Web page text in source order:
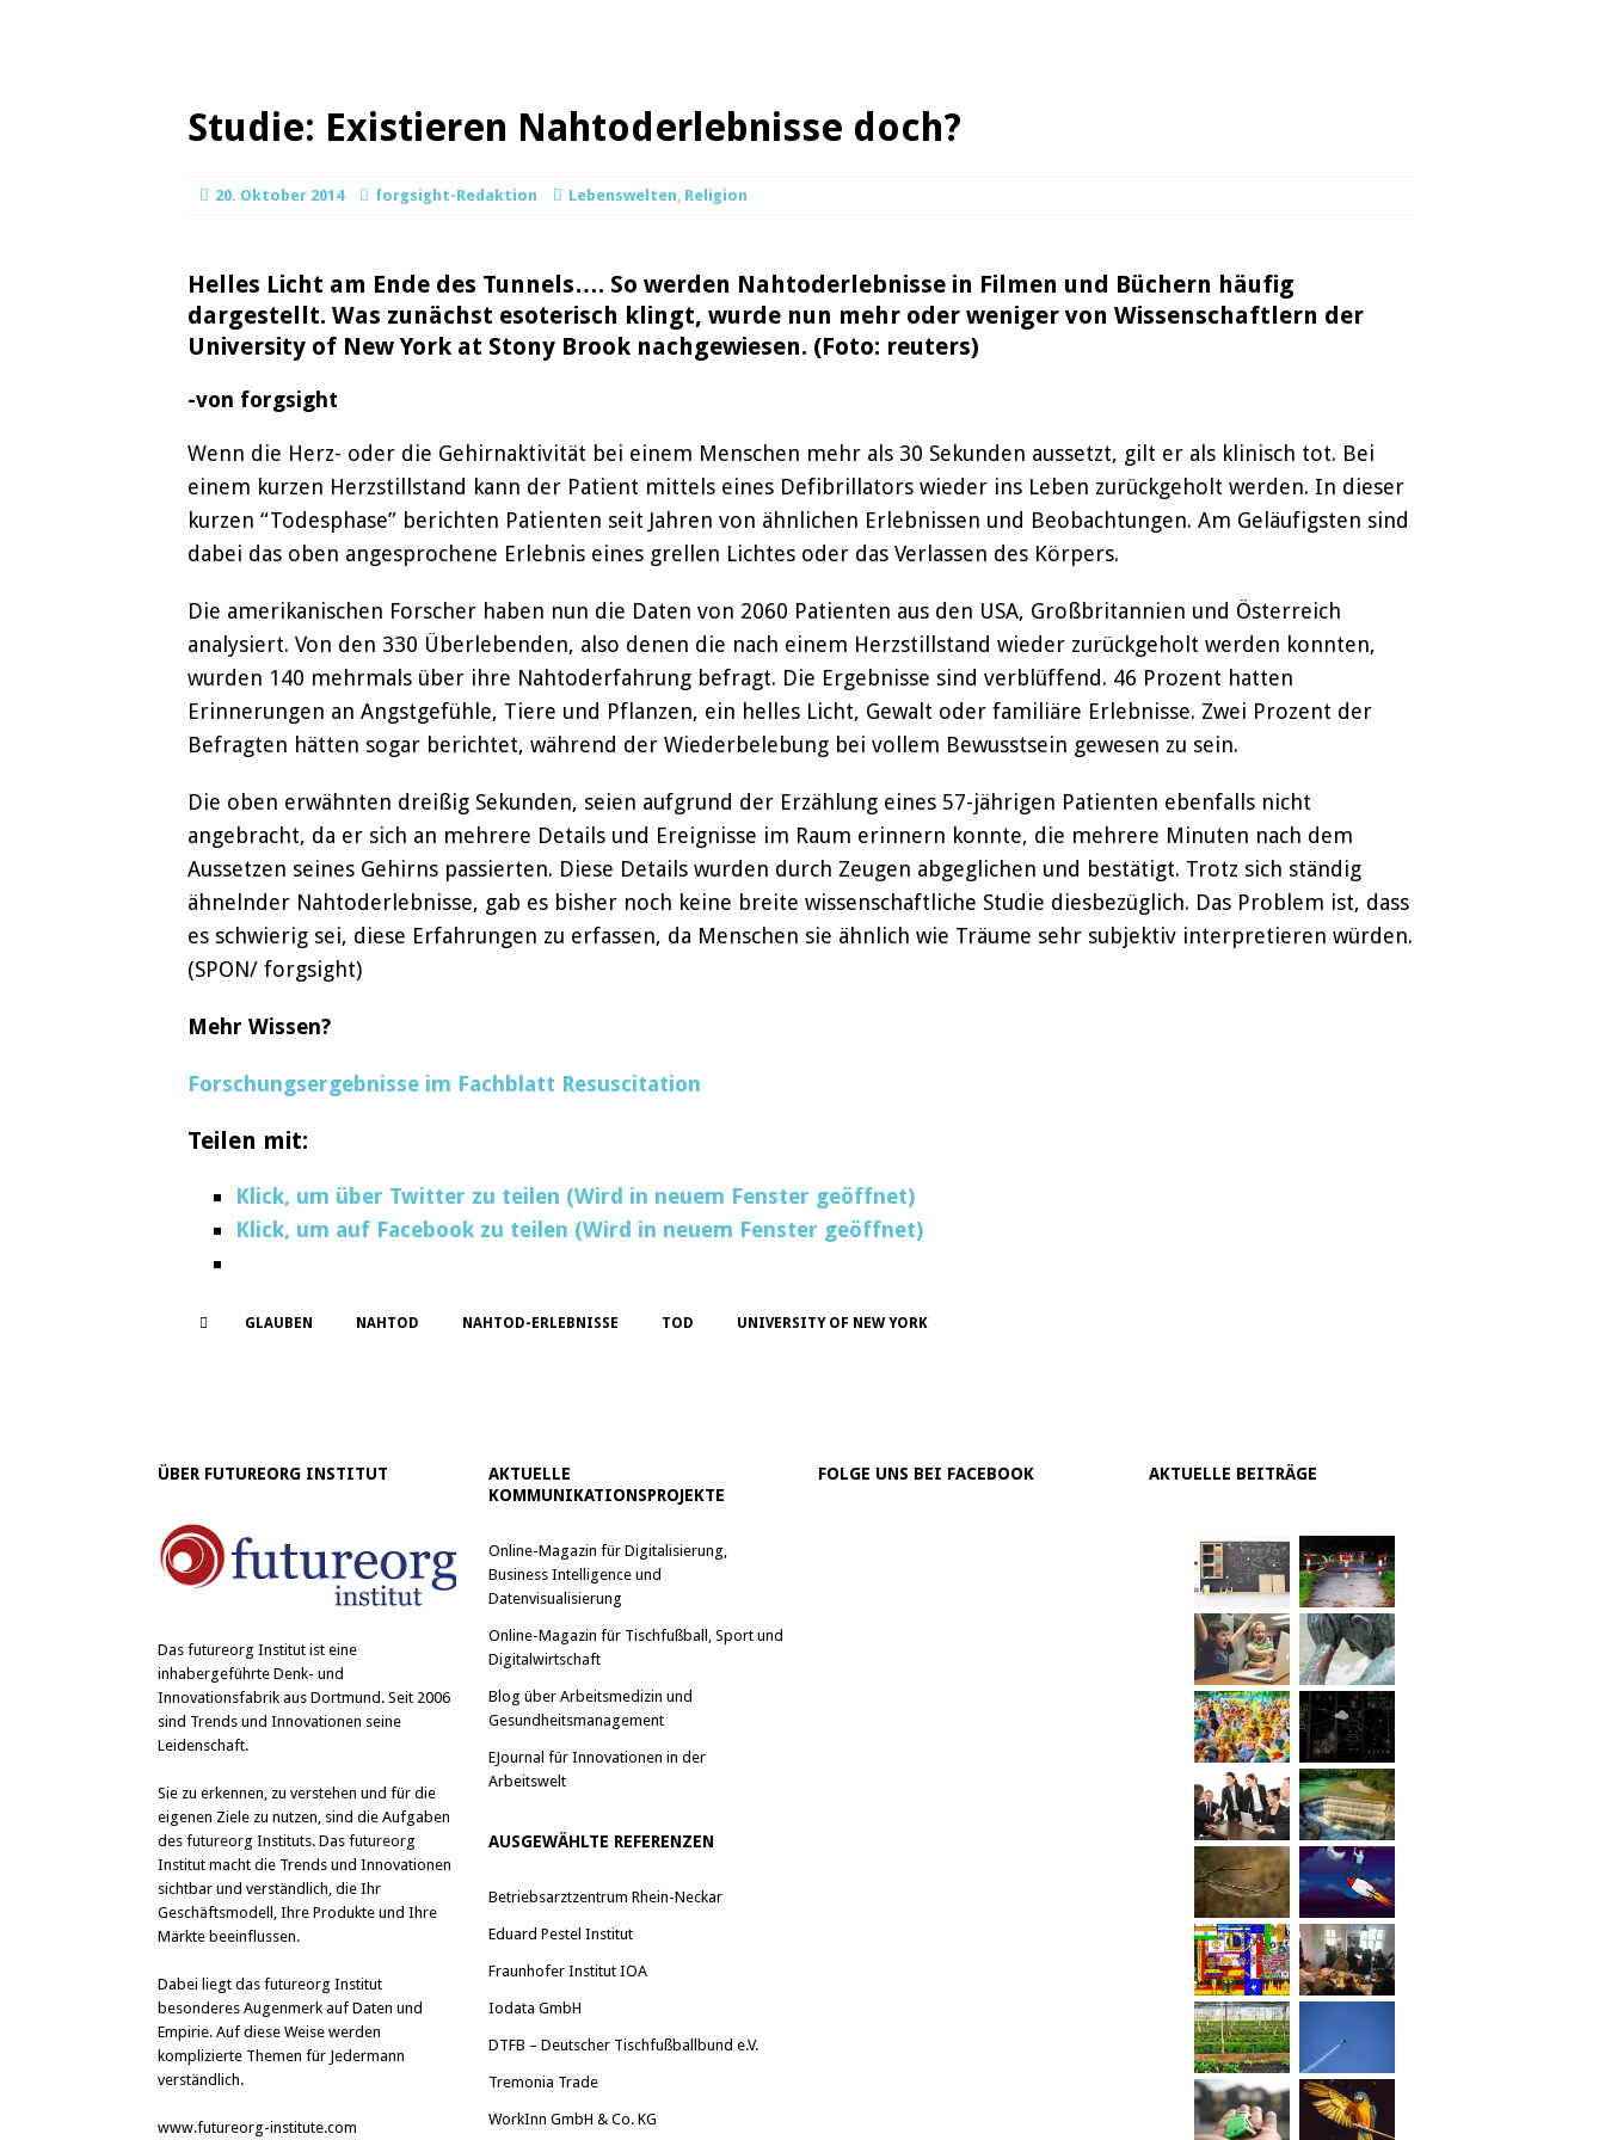
Studie: Existieren Nahtoderlebnisse doch?
20. Oktober 2014 forgsight-Redaktion Lebenswelten, Religion
Helles Licht am Ende des Tunnels…. So werden Nahtoderlebnisse in Filmen und Büchern häufig
dargestellt. Was zunächst esoterisch klingt, wurde nun mehr oder weniger von Wissenschaftlern der
University of New York at Stony Brook nachgewiesen. (Foto: reuters)
-von forgsight
Wenn die Herz- oder die Gehirnaktivität bei einem Menschen mehr als 30 Sekunden aussetzt, gilt er als klinisch tot. Bei
einem kurzen Herzstillstand kann der Patient mittels eines Defibrillators wieder ins Leben zurückgeholt werden. In dieser
kurzen “Todesphase” berichten Patienten seit Jahren von ähnlichen Erlebnissen und Beobachtungen. Am Geläufigsten sind
dabei das oben angesprochene Erlebnis eines grellen Lichtes oder das Verlassen des Körpers.
Die amerikanischen Forscher haben nun die Daten von 2060 Patienten aus den USA, Großbritannien und Österreich
analysiert. Von den 330 Überlebenden, also denen die nach einem Herzstillstand wieder zurückgeholt werden konnten,
wurden 140 mehrmals über ihre Nahtoderfahrung befragt. Die Ergebnisse sind verblüffend. 46 Prozent hatten
Erinnerungen an Angstgefühle, Tiere und Pflanzen, ein helles Licht, Gewalt oder familiäre Erlebnisse. Zwei Prozent der
Befragten hätten sogar berichtet, während der Wiederbelebung bei vollem Bewusstsein gewesen zu sein.
Die oben erwähnten dreißig Sekunden, seien aufgrund der Erzählung eines 57-jährigen Patienten ebenfalls nicht
angebracht, da er sich an mehrere Details und Ereignisse im Raum erinnern konnte, die mehrere Minuten nach dem
Aussetzen seines Gehirns passierten. Diese Details wurden durch Zeugen abgeglichen und bestätigt. Trotz sich ständig
ähnelnder Nahtoderlebnisse, gab es bisher noch keine breite wissenschaftliche Studie diesbezüglich. Das Problem ist, dass
es schwierig sei, diese Erfahrungen zu erfassen, da Menschen sie ähnlich wie Träume sehr subjektiv interpretieren würden.
(SPON/ forgsight)
Mehr Wissen?
Forschungsergebnisse im Fachblatt Resuscitation
Teilen mit:
Klick, um über Twitter zu teilen (Wird in neuem Fenster geöffnet)
Klick, um auf Facebook zu teilen (Wird in neuem Fenster geöffnet)
GLAUBEN NAHTOD NAHTOD-ERLEBNISSE TOD UNIVERSITY OF NEW YORK
ÜBER FUTUREORG INSTITUT
Das futureorg Institut ist eine
inhabergeführte Denk- und
Innovationsfabrik aus Dortmund. Seit 2006
sind Trends und Innovationen seine
Leidenschaft.
Sie zu erkennen, zu verstehen und für die
eigenen Ziele zu nutzen, sind die Aufgaben
des futureorg Instituts. Das futureorg
Institut macht die Trends und Innovationen
sichtbar und verständlich, die Ihr
Geschäftsmodell, Ihre Produkte und Ihre
Märkte beeinflussen.
Dabei liegt das futureorg Institut
besonderes Augenmerk auf Daten und
Empirie. Auf diese Weise werden
komplizierte Themen für Jedermann
verständlich.
www.futureorg-institute.com
AKTUELLE
KOMMUNIKATIONSPROJEKTE
Online-Magazin für Digitalisierung,
Business Intelligence und
Datenvisualisierung
Online-Magazin für Tischfußball, Sport und
Digitalwirtschaft
Blog über Arbeitsmedizin und
Gesundheitsmanagement
EJournal für Innovationen in der
Arbeitswelt
AUSGEWÄHLTE REFERENZEN
Betriebsarztzentrum Rhein-Neckar
Eduard Pestel Institut
Fraunhofer Institut IOA
Iodata GmbH
DTFB – Deutscher Tischfußballbund e.V.
Tremonia Trade
WorkInn GmbH & Co. KG
FOLGE UNS BEI FACEBOOK AKTUELLE BEITRÄGE